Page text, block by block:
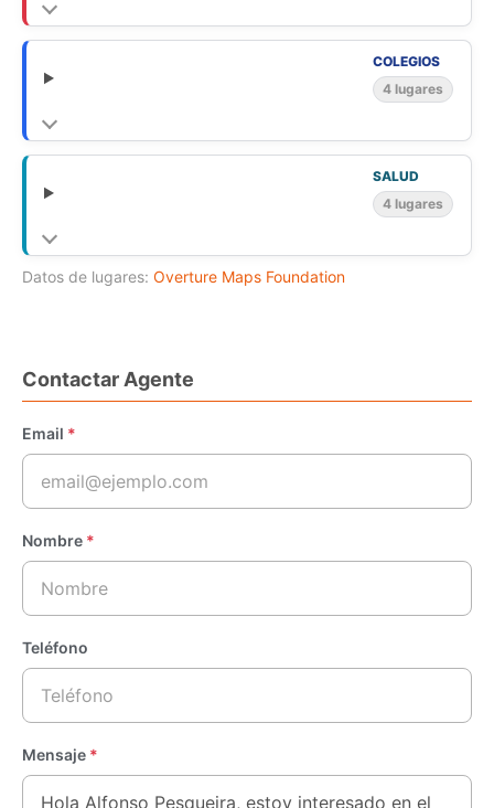
COLEGIOS
4 lugares
SALUD
4 lugares
Datos de lugares: Overture Maps Foundation
Contactar Agente
Email *
Nombre *
Teléfono
Mensaje *